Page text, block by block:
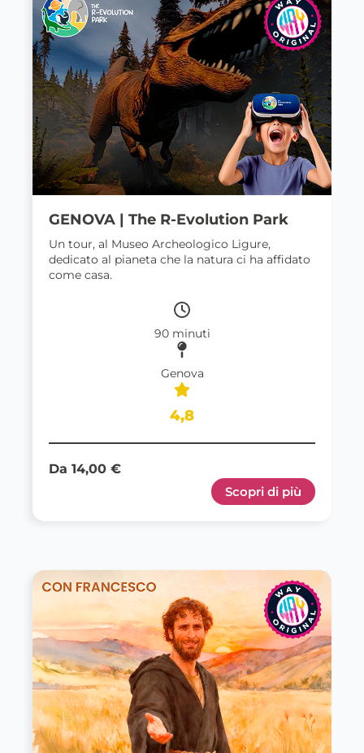
GENOVA | The R-Evolution Park
Un tour, al Museo Archeologico Ligure,
dedicato al pianeta che la natura ci ha affidato
come casa.
90 minuti
Genova
4,8
Da 14,00 €
Scopri di più